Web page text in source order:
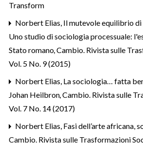
Transform
Norbert Elias, Il mutevole equilibrio di
Uno studio di sociologia processuale:
Stato romano,Cambio. Rivista sulle
Vol. 5 No. 9 (2015)
Norbert Elias, La sociologia… fatta
Johan Heilbron,Cambio. Rivista sulle
Vol. 7 No. 14 (2017)
Norbert Elias, Fasi dell’arte africana,
Cambio. Rivista sulle Trasformazioni